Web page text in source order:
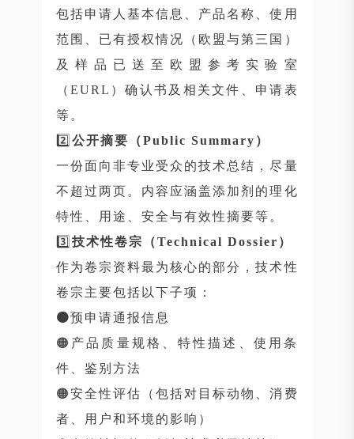
包括申请人基本信息、产品名称、使用
范围、已有授权情况（欧盟与第三国）
及样品已送至欧盟参考实验室
（EURL）确认书及相关文件、申请表
等。
2️⃣ 公开摘要（Public Summary）
一份面向非专业受众的技术总结，尽量
不超过两页。内容应涵盖添加剂的理化
特性、用途、安全与有效性摘要等。
3️⃣ 技术性卷宗（Technical Dossier）
作为卷宗资料最为核心的部分，技术性
卷宗主要包括以下子项：
🟠预申请通报信息
🟠产品质量规格、特性描述、使用条
件、鉴别方法
🟠安全性评估（包括对目标动物、消费
者、用户和环境的影响）